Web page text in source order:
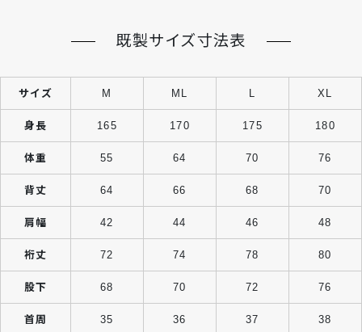
既製サイズ寸法表
サイズ M ML L XL
身長 165 170 175 180
体重 55 64 70 76
背丈 64 66 68 70
肩幅 42 44 46 48
裄丈 72 74 78 80
股下 68 70 72 76
首周 35 36 37 38